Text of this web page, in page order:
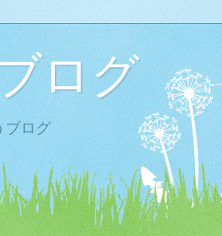
ログ
ブログ